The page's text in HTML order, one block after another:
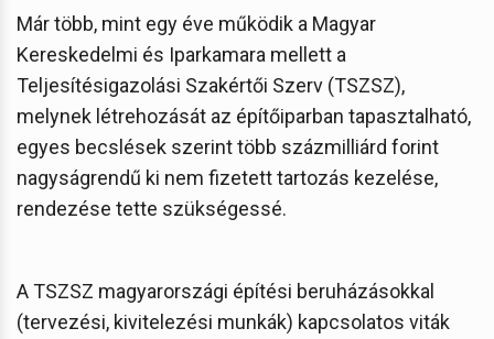
Már több, mint egy éve működik a Magyar
Kereskedelmi és Iparkamara mellett a
Teljesítésigazolási Szakértői Szerv (TSZSZ),
melynek létrehozását az építőiparban tapasztalható,
egyes becslések szerint több százmilliárd forint
nagyságrendű ki nem fizetett tartozás kezelése,
rendezése tette szükségessé.
A TSZSZ magyarországi építési beruházásokkal
(tervezési, kivitelezési munkák) kapcsolatos viták